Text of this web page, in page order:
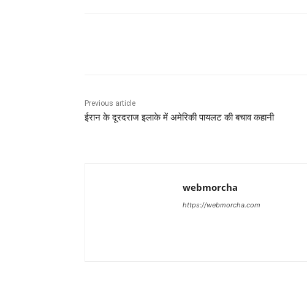
Previous article
ईरान के दूरदराज इलाके में अमेरिकी पायलट की बचाव कहानी
webmorcha
https://webmorcha.com